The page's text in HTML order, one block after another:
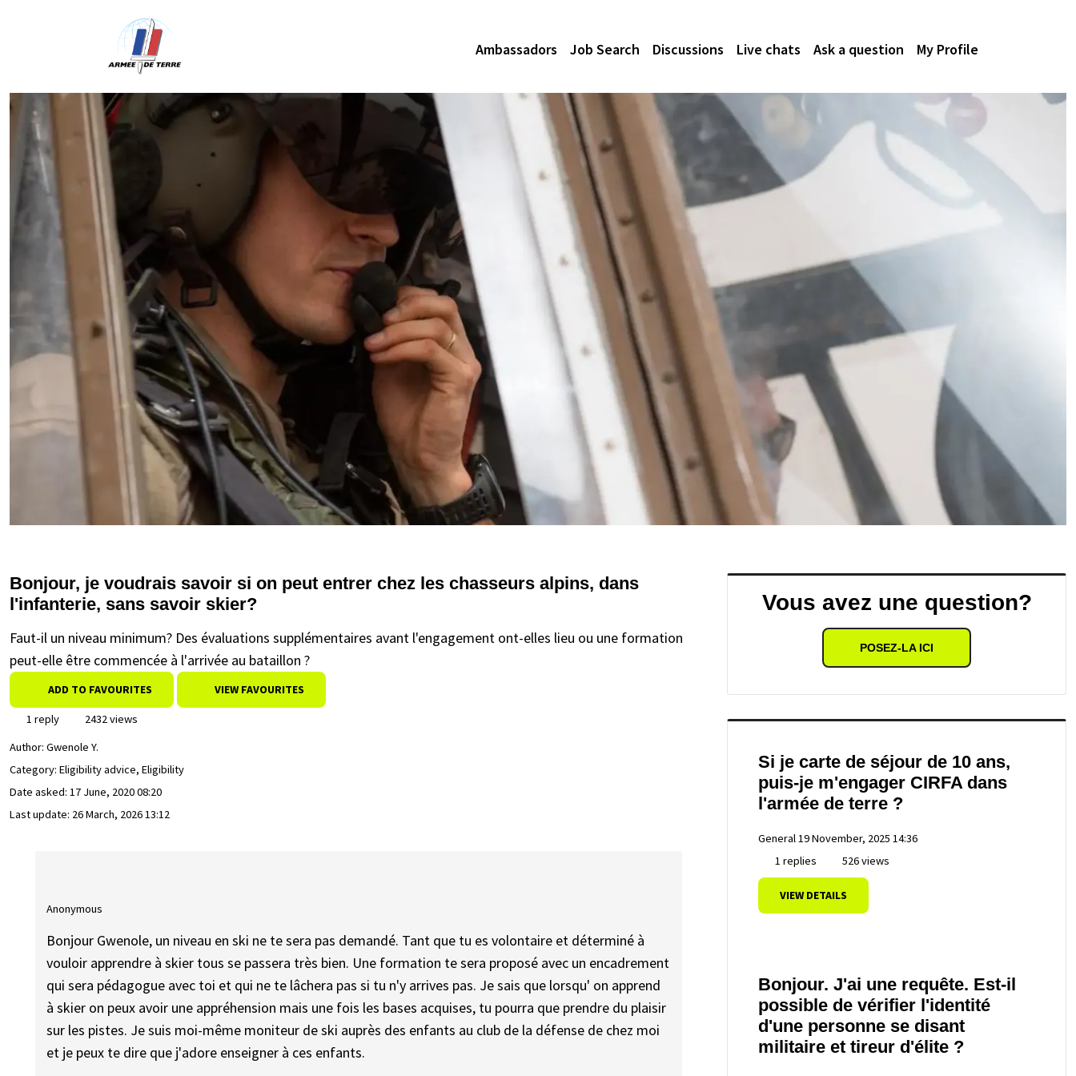
Ambassadors Job Search Discussions Live chats Ask a question My Profile
Bonjour, je voudrais savoir si on peut entrer chez les chasseurs alpins, dans
l'infanterie, sans savoir skier?
Faut-il un niveau minimum? Des évaluations supplémentaires avant l'engagement ont-elles lieu ou une formation
peut-elle être commencée à l'arrivée au bataillon ?
ADD TO FAVOURITES VIEW FAVOURITES
1 reply
2432 views
Author: Gwenole Y.
Category: Eligibility advice, Eligibility
Date asked: 17 June, 2020 08:20
Last update: 26 March, 2026 13:12
Anonymous
Bonjour Gwenole, un niveau en ski ne te sera pas demandé. Tant que tu es volontaire et déterminé à
vouloir apprendre à skier tous se passera très bien. Une formation te sera proposé avec un encadrement
qui sera pédagogue avec toi et qui ne te lâchera pas si tu n'y arrives pas. Je sais que lorsqu' on apprend
à skier on peux avoir une appréhension mais une fois les bases acquises, tu pourra que prendre du plaisir
sur les pistes. Je suis moi-même moniteur de ski auprès des enfants au club de la défense de chez moi
et je peux te dire que j'adore enseigner à ces enfants.
Vous avez une question?
POSEZ-LA ICI
Si je carte de séjour de 10 ans,
puis-je m'engager CIRFA dans
l'armée de terre ?
General19 November, 2025 14:36
1 replies
526 views
VIEW DETAILS
Bonjour. J'ai une requête. Est-il
possible de vérifier l'identité
d'une personne se disant
militaire et tireur d'élite ?